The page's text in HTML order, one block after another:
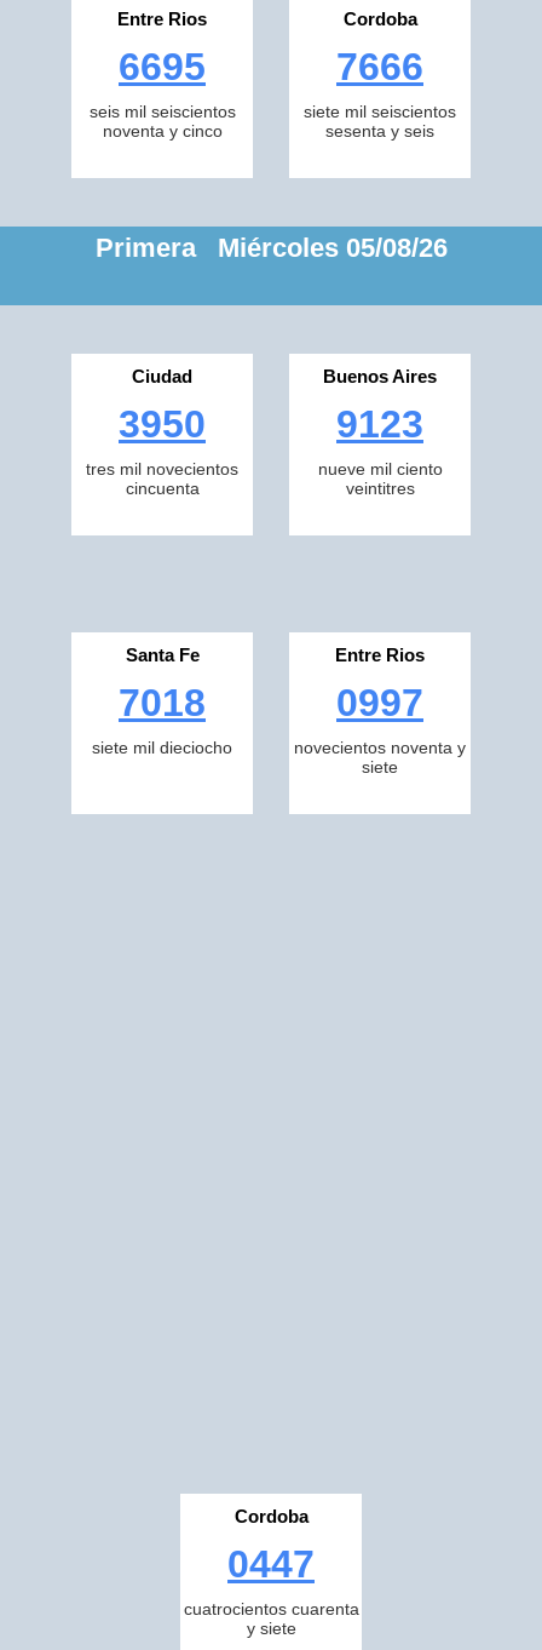
Entre Rios
6695
seis mil seiscientos
noventa y cinco
Cordoba
7666
siete mil seiscientos
sesenta y seis
Primera Miércoles 05/08/26
Ciudad
3950
tres mil novecientos
cincuenta
Buenos Aires
9123
nueve mil ciento
veintitres
Santa Fe
7018
siete mil dieciocho
Entre Rios
0997
novecientos noventa y
siete
Cordoba
0447
cuatrocientos cuarenta
y siete